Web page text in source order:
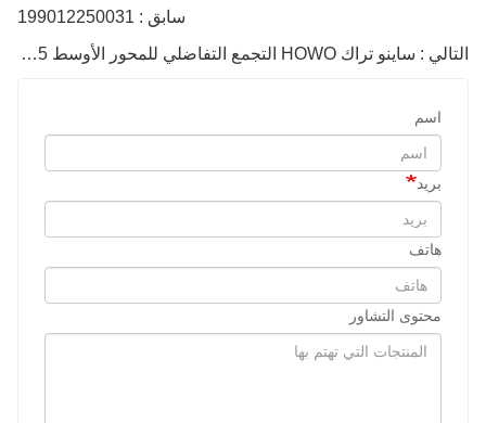
سابق : 199012250031
التالي : ساينو تراك HOWO التجمع التفاضلي للمحور الأوسط AZ7121320745
اسم
بريد
هاتف
محتوى التشاور